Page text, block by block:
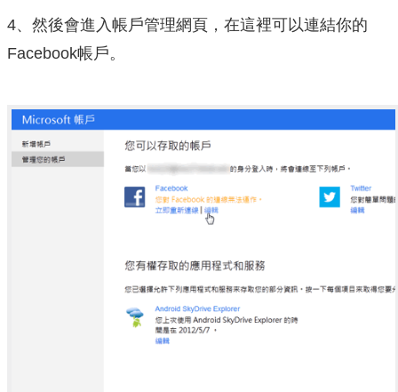
4、然後會進入帳戶管理網頁，在這裡可以連結你的
Facebook帳戶。